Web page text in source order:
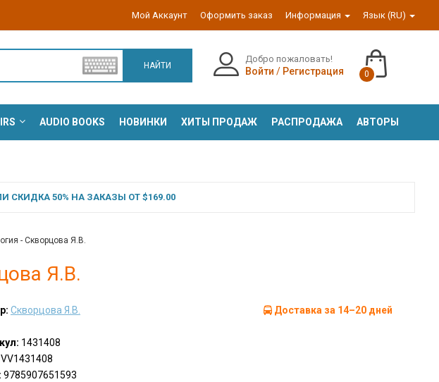
Мой Аккаунт Оформить заказ Информация Язык (RU)
НАЙТИ
Добро пожаловать!
Войти / Регистрация 0
AUDIO BOOKS НОВИНКИ ХИТЫ ПРОДАЖ РАСПРОДАЖА АВТОРЫ
СКИДКА 50% НА ЗАКАЗЫ ОТ $169.00
- Скворцова Я.В.
Я.В.
Скворцова Я.В.
1431408
VV1431408
9785907651593
Доставка за 14–20 дней